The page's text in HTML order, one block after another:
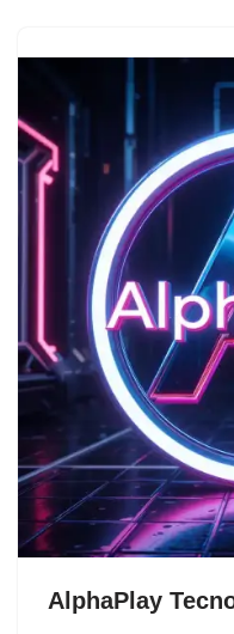
AlphaPlay